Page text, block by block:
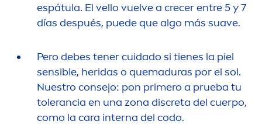
espátula. El vello vuelve a crecer entre 5 y 7
días después, puede que algo más suave.
Pero debes tener cuidado si tienes la piel
sensible, heridas o quemaduras por el sol.
Nuestro consejo: pon primero a prueba tu
tolerancia en una zona discreta del cuerpo,
como la cara interna del codo.